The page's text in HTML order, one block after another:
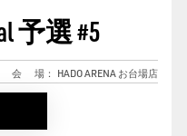
予選#5
会 場： HADO ARENA お台場店